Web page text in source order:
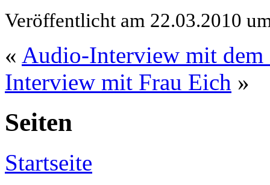
Veröffentlicht am 22.03.2010
« Audio-Interview mit dem
Interview mit Frau Eich »
Seiten
Startseite